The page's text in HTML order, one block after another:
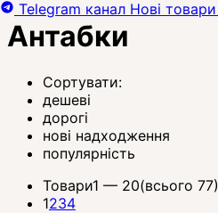
Антабки
Сортувати:
дешеві
дорогі
нові надходження
популярність
Товари1 — 20(всього 77)
1234
Telegram канал Нові товари